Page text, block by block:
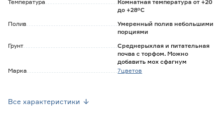
Температура
Комнатная температура от +20
до +28°C
Полив
Умеренный полив небольшими
порциями
Грунт
Среднерыхлая и питательная
почва с торфом. Можно
добавить мох сфагнум
Марка
7цветов
Все характеристики